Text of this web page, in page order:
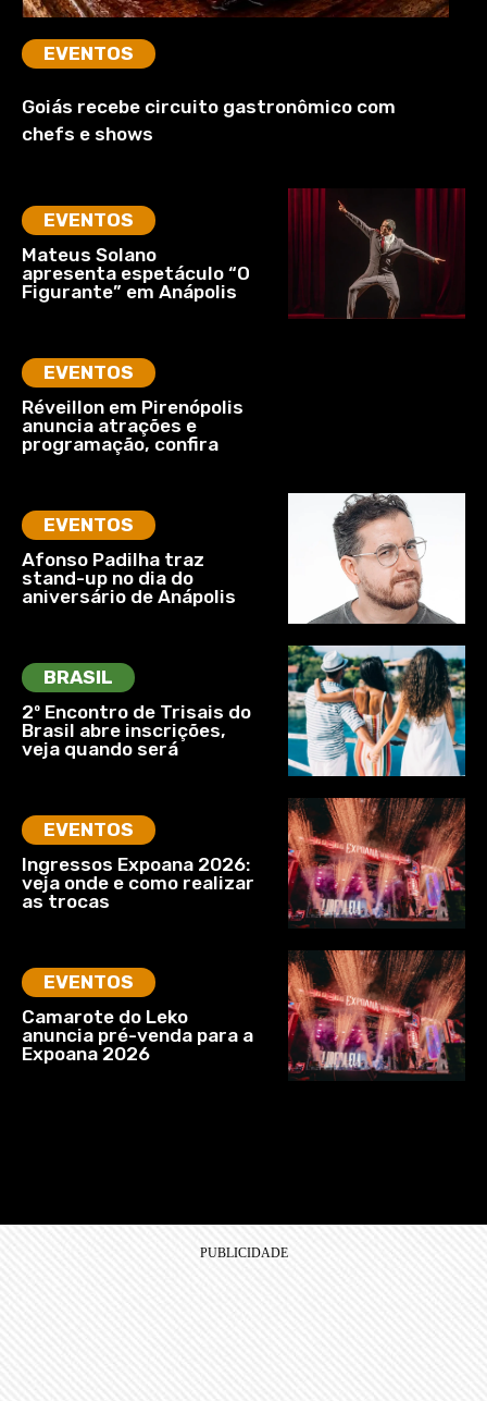
EVENTOS
Goiás recebe circuito gastronômico com
chefs e shows
EVENTOS
Mateus Solano
apresenta espetáculo “O
Figurante” em Anápolis
EVENTOS
Réveillon em Pirenópolis
anuncia atrações e
programação, confira
EVENTOS
Afonso Padilha traz
stand-up no dia do
aniversário de Anápolis
BRASIL
2º Encontro de Trisais do
Brasil abre inscrições,
veja quando será
EVENTOS
Ingressos Expoana 2026:
veja onde e como realizar
as trocas
EVENTOS
Camarote do Leko
anuncia pré-venda para a
Expoana 2026